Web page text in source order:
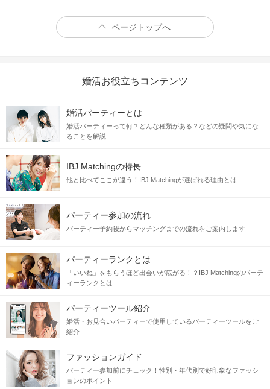
気の20代限定企画
よく笑う/オ身だしなみに気を使うetc
恋人同士だからこそ、
気持ちはちゃんと伝えたい。
愛情表現し合える、まっすぐな関係
言葉やスキンシップで「好き」をちゃんと伝える。
気持ちを素直に伝えることが、
お互いを大切にし続ける秘訣かもしれません。
当日の流れ
ページトップへ
婚活お役立ちコンテンツ
婚活パーティーとは
婚活パーティーって何？どんな種類がある？などの疑問や気にな
ることを解説
IBJ Matchingの特長
他と比べてここが違う！IBJ Matchingが選ばれる理由とは
パーティー参加の流れ
パーティー予約後からマッチングまでの流れをご案内します
パーティーランクとは
「いいね」をもらうほど出会いが広がる！？IBJ Matchingのパーテ
ィーランクとは
パーティーツール紹介
婚活・お見合いパーティーで使用しているパーティーツールをご
紹介
ファッションガイド
パーティー参加前にチェック！性別・年代別で好印象なファッシ
ョンのポイント